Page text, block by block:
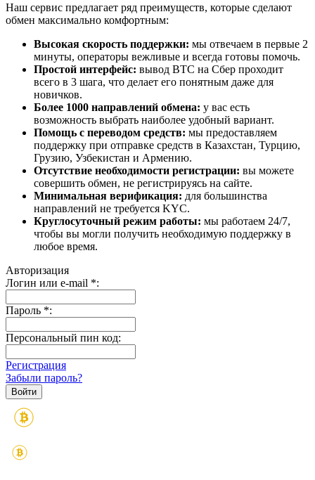
Наш сервис предлагает ряд преимуществ, которые сделают
обмен максимально комфортным:
Высокая скорость поддержки: мы отвечаем в первые 2
минуты, операторы вежливые и всегда готовы помочь.
Простой интерфейс: вывод BTC на Сбер проходит
всего в 3 шага, что делает его понятным даже для
новичков.
Более 1000 направлений обмена: у вас есть
возможность выбрать наиболее удобный вариант.
Помощь с переводом средств: мы предоставляем
поддержку при отправке средств в Казахстан, Турцию,
Грузию, Узбекистан и Армению.
Отсутствие необходимости регистрации: вы можете
совершить обмен, не регистрируясь на сайте.
Минимальная верификация: для большинства
направлений не требуется KYC.
Круглосуточный режим работы: мы работаем 24/7,
чтобы вы могли получить необходимую поддержку в
любое время.
Авторизация
Логин или e-mail *:
Пароль *:
Персональный пин код:
Регистрация
Забыли пароль?